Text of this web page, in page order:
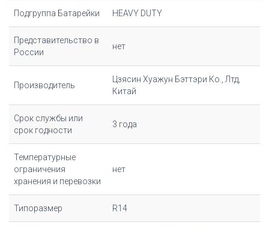
Подгруппа Батарейки HEAVY DUTY
Представительство в
России
нет
Производитель
Цзясин Хуажун Бэттэри Ко., Лтд,
Китай
Срок службы или
срок годности
3 года
Температурные
ограничения
хранения и перевозки
нет
Типоразмер R14